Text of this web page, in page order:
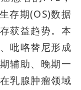
存期(OS)数据
获益趋势。本
吡咯替尼形成
辅助、晚期一
乳腺肿瘤领域